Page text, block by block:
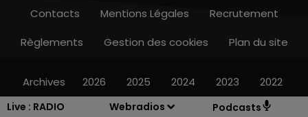
Live : RADIO
Webradios Podcasts
Contacts Mentions Légales
Recrutement
Règlements
Gestion des cookies Plan du site
Archives 2026 2025 2024 2023 2022